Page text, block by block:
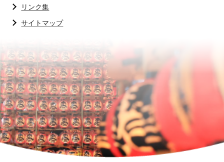
リンク集
サイトマップ